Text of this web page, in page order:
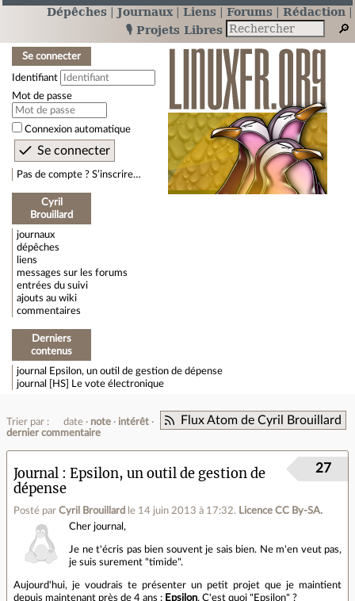
Dépêches Journaux Liens Forums
Rédaction
🎙️ Projets Libres
Se connecter
Identifiant
Mot de passe
Connexion automatique
Pas de compte ? S’inscrire…
Cyril
Brouillard
journaux
dépêches
liens
messages sur les forums
entrées du suivi
ajouts au wiki
commentaires
Derniers
contenus
journal
Epsilon, un outil de gestion de dépense
journal
[HS] Le vote électronique
Flux Atom de Cyril Brouillard
Trier par : date note
intérêt
dernier commentaire
Journal
Epsilon, un outil de gestion de
dépense
Posté par Cyril Brouillard le 14 juin 2013 à 17:32. Licence CC By‑SA.
27
Cher journal,
Je ne t'écris pas bien souvent je sais bien. Ne m'en veut pas,
je suis surement "timide".
Aujourd'hui, je voudrais te présenter un petit projet que je maintient
depuis maintenant près de 4 ans : Epsilon. C'est quoi "Epsilon" ?